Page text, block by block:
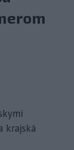
krajská